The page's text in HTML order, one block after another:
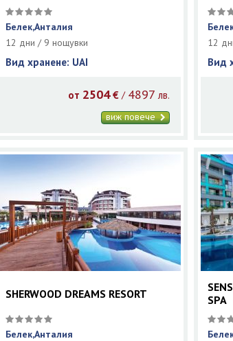
Белек,Анталия
12 дни / 9 нощувки
Вид хранене: UAI
от 2504 € / 4897 лв.
виж повече
12
Вид
SHERWOOD DREAMS RESORT
Белек,Анталия
SPA